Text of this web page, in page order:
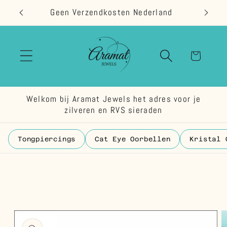
naar de
content
Geen Verzendkosten Nederland
Welkom bij Aramat Jewels het adres voor je
zilveren en RVS sieraden
Tongpiercings Cat Eye Oorbellen Kristal
direct naar